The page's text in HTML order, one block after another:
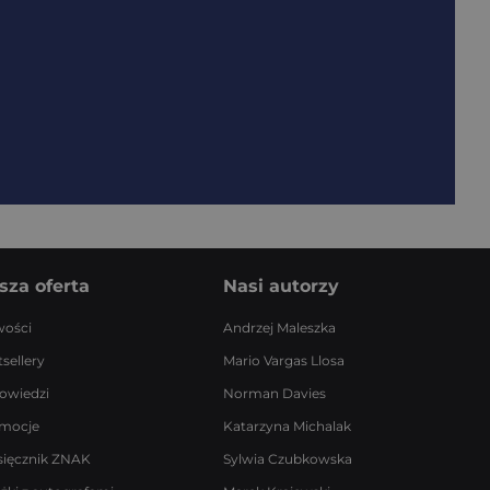
oferta
ZNAK
Nasi autorzy
Andrzej Maleszka
Mario Vargas Llosa
Norman Davies
Katarzyna Michalak
Sylwia Czubkowska